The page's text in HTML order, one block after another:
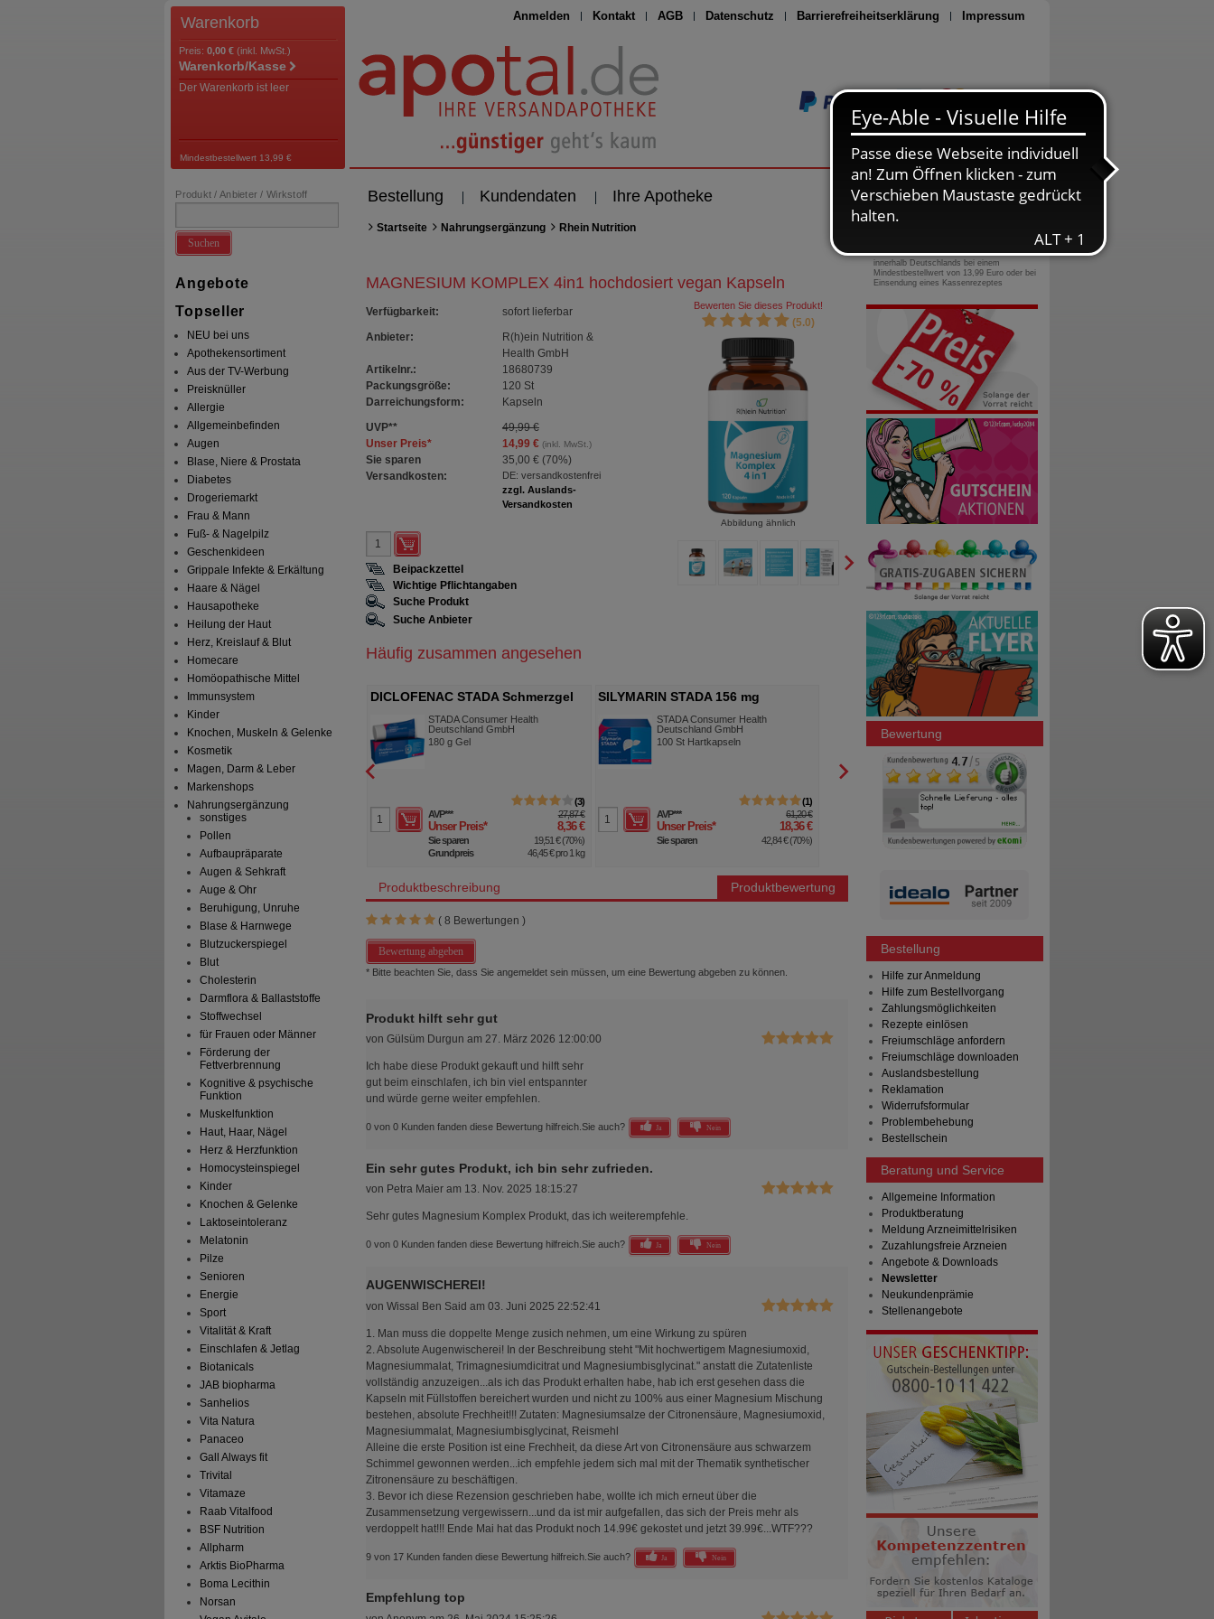
Anmelden Kontakt AGB Datenschutz Barrierefreiheitserklärung Impressum
Seite drucken
Warenkorb
Preis: 0,00 € (inkl. MwSt.)
Warenkorb/Kasse
Der Warenkorb ist leer
Mindestbestellwert 13,99 €
Bestellung Kundendaten Ihre Apotheke
Produkt / Anbieter / Wirkstoff
Suchen
Angebote
Topseller
NEU bei uns
Apothekensortiment
Aus der TV-Werbung
Preisknüller
Allergie
Allgemeinbefinden
Augen
Blase, Niere & Prostata
Diabetes
Drogeriemarkt
Frau & Mann
Fuß- & Nagelpilz
Geschenkideen
Grippale Infekte & Erkältung
Haare & Nägel
Hausapotheke
Heilung der Haut
Herz, Kreislauf & Blut
Homecare
Homöopathische Mittel
Immunsystem
Kinder
Knochen, Muskeln & Gelenke
Kosmetik
Magen, Darm & Leber
Markenshops
Nahrungsergänzung
sonstiges
Pollen
Aufbaupräparate
Augen & Sehkraft
Auge & Ohr
Beruhigung, Unruhe
Blase & Harnwege
Blutzuckerspiegel
Blut
Cholesterin
Darmflora & Ballaststoffe
Stoffwechsel
für Frauen oder Männer
Förderung der
Fettverbrennung
Kognitive & psychische
Funktion
Muskelfunktion
Haut, Haar, Nägel
Herz & Herzfunktion
Homocysteinspiegel
Kinder
Knochen & Gelenke
Laktoseintoleranz
Melatonin
Pilze
Senioren
Energie
Sport
Vitalität & Kraft
Einschlafen & Jetlag
Biotanicals
JAB biopharma
Sanhelios
Vita Natura
Panaceo
Gall Always fit
Trivital
Vitamaze
Raab Vitalfood
BSF Nutrition
Allpharm
Arktis BioPharma
Boma Lecithin
Norsan
Startseite Nahrungsergänzung Rhein Nutrition
MAGNESIUM KOMPLEX 4in1 hochdosiert vegan Kapseln
Verfügbarkeit:
sofort lieferbar
Anbieter:
R(h)ein Nutrition &
Health GmbH
Artikelnr.:
18680739
Packungsgröße:
120 St
Darreichungsform:
Kapseln
UVP**
49,99 €
Unser Preis* 14,99 €(inkl. MwSt.)
Sie sparen 35,00 € (70%)
Versandkosten:
DE: versandkostenfrei
zzgl. Auslands-
Versandkosten
Bewerten Sie dieses Produkt!
(5.0)
Abbildung ähnlich
Beipackzettel
Wichtige Pflichtangaben
Suche Produkt
Suche Anbieter
Häufig zusammen angesehen
GINKGO STADA 120 mg
FilmtablettenSTADA Consumer Health
Deutschland GmbH
Filmtabletten
AVP***
Unser Preis
Sie sparen
DICLOFENAC STADA Schmerzgel
forte 20 mg/gSTADA Consumer Health
Deutschland GmbH
180g Gel
3
AVP*** 27,87 €
Unser Preis* 8,36 €
Sie sparen 19,51 €(70%)
Grundpreis
46,45 €pro 1 kg
SILYMARIN STADA 156 mg
HartkapselnSTADA Consumer Health
Deutschland GmbH
100 St Hartkapseln
1
AVP*** 61,20 €
Unser Preis* 18,36 €
Sie sparen 42,84 €(70%)
LACTULOSE STADA Sirup
STADA Consumer Health
Deutschland GmbH
1000ml Sirup
AVP
Unser Preis 8,51 €
Sie sparen 19,87 €(70%
Produktbeschreibung Produktbewertung
( 8 Bewertungen )
Bewertung abgeben
* Bitte beachten Sie, dass Sie angemeldet sein müssen, um eine Bewertung abgeben zu können.
Produkt hilft sehr gut
von Gülsüm Durgun am 27. März 2026 12:00:00
Ich habe diese Produkt gekauft und hilft sehr
gut beim einschlafen, ich bin viel entspannter
und würde gerne weiter empfehlen.
0 von 0 Kunden fanden diese Bewertung hilfreich. Sie auch? Ja Nein
Ein sehr gutes Produkt, ich bin sehr zufrieden.
von Petra Maieram 13. Nov. 2025 18:15:27
Sehr gutes Magnesium Komplex Produkt, das ich weiterempfehle.
0 von 0 Kunden fanden diese Bewertung hilfreich. Sie auch? Ja Nein
AUGENWISCHEREI!
von Wissal Ben Said am 03. Juni 2025 22:52:41
1. Man muss die doppelte Menge zusich nehmen, um eine Wirkung zu spüren
2. Absolute Augenwischerei! In der Beschreibung steht "Mit hochwertigem Magnesiumoxid,
Magnesiummalat, Trimagnesiumdicitrat und Magnesiumbisglycinat." anstatt die Zutatenliste
vollständig anzuzeigen...als ich das Produkt erhalten habe, hab ich erst gesehen dass die
Kapseln mit Füllstoffen bereichert wurden und nicht zu 100% aus einer Magnesium Mischung
bestehen, absolute Frechheit!!! Zutaten: Magnesiumsalze der Citronensäure, Magnesiumoxid,
Magnesiummalat, Magnesiumbisglycinat, Reismehl
Alleine die erste Position ist eine Frechheit, da diese Art von Citronensäure aus schwarzem
Schimmel gewonnen werden...ich empfehle jedem sich mal mit der Thematik synthetischer
Zitronensäure zu beschäftigen.
3. Bevor ich diese Rezension geschrieben habe, wollte ich mich erneut über die
Zusammensetzung vergewissern...und da ist mir aufgefallen, das sich der Preis mehr als
verdoppelt hat!!! Ende Mai hat das Produkt noch 14.99€ gekostet und jetzt 39.99€...WTF???
9 von 17 Kunden fanden diese Bewertung hilfreich. Sie auch? Ja Nein
Empfehlung top
0800-10 11 422
gebührenfreie Rufnummer
innerhalb Deutschlands bei einem
Mindestbestellwert von 13,99 Euro oder bei
Einsendung eines Kassenrezeptes
Bewertung
Bestellung
Hilfe zur Anmeldung
Hilfe zum Bestellvorgang
Zahlungsmöglichkeiten
Rezepte einlösen
Freiumschläge anfordern
Freiumschläge downloaden
Auslandsbestellung
Reklamation
Widerrufsformular
Problembehebung
Bestellschein
Beratung und Service
Allgemeine Information
Produktberatung
Meldung Arzneimittelrisiken
Zuzahlungsfreie Arzneien
Angebote & Downloads
Newsletter
Neukundenprämie
Stellenangebote